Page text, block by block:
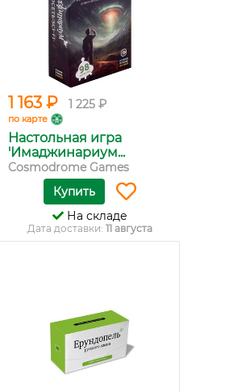
1 163 ₽ 1 225 ₽
по карте
Настольная игра
'Имаджинариум...
Cosmodrome Games
Купить
На складе
Дата доставки: 11 августа